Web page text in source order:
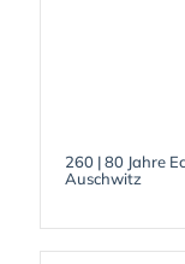
260 | 80 Jahre
Auschwitz